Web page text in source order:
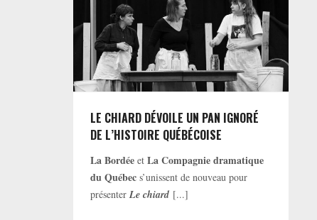
LE CHIARD DÉVOILE UN PAN IGNORÉ
DE L’HISTOIRE QUÉBÉCOISE
La Bordée etLa Compagnie dramatique
du Québec s’unissent de nouveau pour
présenterLe chiard [...]